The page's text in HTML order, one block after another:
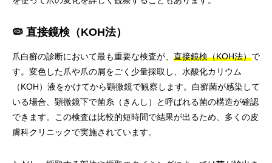
🦠 直接鏡検（KOH法）
爪白癬の診断において最も重要な検査が、 直接鏡検（KOH法）で
す。変色した爪や爪の屑をごく少量採取し、水酸化カリウム
（KOH）液をかけてから顕微鏡で観察します。白癬菌が感染して
いる場合、顕微鏡下で菌糸（きんし）と呼ばれる菌の構造が確認
できます。この検査は比較的短時間で結果が出るため、多くの皮
膚科クリニックで実施されています。